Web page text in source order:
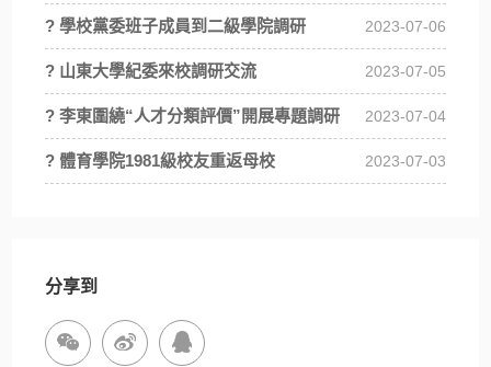
? 學校黨委班子成員到二級學院調研 2023-07-06
? 山東大學紀委來校調研交流 2023-07-05
? 李東圍繞“人才分類評價”開展專題調研 2023-07-04
? 體育學院1981級校友重返母校 2023-07-03
分享到